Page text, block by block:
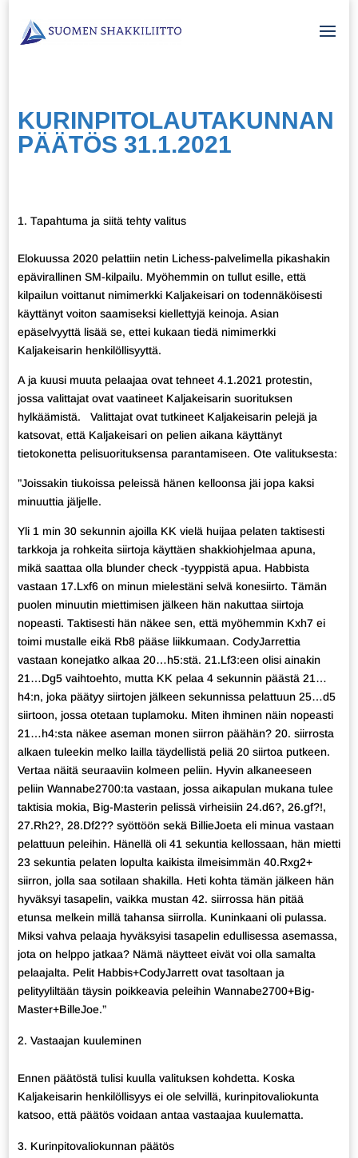
KURINPITOLAUTAKUNNAN
PÄÄTÖS 31.1.2021
Tapahtuma ja siitä tehty valitus
Elokuussa 2020 pelattiin netin Lichess-palvelimella pikashakin
epävirallinen SM-kilpailu. Myöhemmin on tullut esille, että
kilpailun voittanut nimimerkki Kaljakeisari on todennäköisesti
käyttänyt voiton saamiseksi kiellettyjä keinoja. Asian
epäselvyyttä lisää se, ettei kukaan tiedä nimimerkki
Kaljakeisarin henkilöllisyyttä.
A ja kuusi muuta pelaajaa ovat tehneet 4.1.2021 protestin,
jossa valittajat ovat vaatineet Kaljakeisarin suorituksen
hylkäämistä. Valittajat ovat tutkineet Kaljakeisarin pelejä ja
katsovat, että Kaljakeisari on pelien aikana käyttänyt
tietokonetta pelisuorituksensa parantamiseen. Ote valituksesta:
”Joissakin tiukoissa peleissä hänen kelloonsa jäi jopa kaksi
minuuttia jäljelle.
Yli 1 min 30 sekunnin ajoilla KK vielä huijaa pelaten taktisesti
tarkkoja ja rohkeita siirtoja käyttäen shakkiohjelmaa apuna,
mikä saattaa olla blunder check -tyyppistä apua. Habbista
vastaan 17.Lxf6 on minun mielestäni selvä konesiirto. Tämän
puolen minuutin miettimisen jälkeen hän nakuttaa siirtoja
nopeasti. Taktisesti hän näkee sen, että myöhemmin Kxh7 ei
toimi mustalle eikä Rb8 pääse liikkumaan. CodyJarrettia
vastaan konejatko alkaa 20…h5:stä. 21.Lf3:een olisi ainakin
21…Dg5 vaihtoehto, mutta KK pelaa 4 sekunnin päästä 21…
h4:n, joka päätyy siirtojen jälkeen sekunnissa pelattuun 25…d5
siirtoon, jossa otetaan tuplamoku. Miten ihminen näin nopeasti
21…h4:sta näkee aseman monen siirron päähän? 20. siirrosta
alkaen tuleekin melko lailla täydellistä peliä 20 siirtoa putkeen.
Vertaa näitä seuraaviin kolmeen peliin. Hyvin alkaneeseen
peliin Wannabe2700:ta vastaan, jossa aikapulan mukana tulee
taktisia mokia, Big-Masterin pelissä virheisiin 24.d6?, 26.gf?!,
27.Rh2?, 28.Df2?? syöttöön sekä BillieJoeta eli minua vastaan
pelattuun peleihin. Hänellä oli 41 sekuntia kellossaan, hän mietti
23 sekuntia pelaten lopulta kaikista ilmeisimmän 40.Rxg2+
siirron, jolla saa sotilaan shakilla. Heti kohta tämän jälkeen hän
hyväksyi tasapelin, vaikka mustan 42. siirrossa hän pitää
etunsa melkein millä tahansa siirrolla. Kuninkaani oli pulassa.
Miksi vahva pelaaja hyväksyisi tasapelin edullisessa asemassa,
jota on helppo jatkaa? Nämä näytteet eivät voi olla samalta
pelaajalta. Pelit Habbis+CodyJarrett ovat tasoltaan ja
pelityyliltään täysin poikkeavia peleihin Wannabe2700+Big-
Master+BilleJoe.”
Vastaajan kuuleminen
Ennen päätöstä tulisi kuulla valituksen kohdetta. Koska
Kaljakeisarin henkilöllisyys ei ole selvillä, kurinpitovaliokunta
katsoo, että päätös voidaan antaa vastaajaa kuulematta.
Kurinpitovaliokunnan päätös